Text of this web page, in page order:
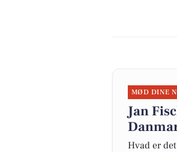
MØD DINE
Jan
Hvad er